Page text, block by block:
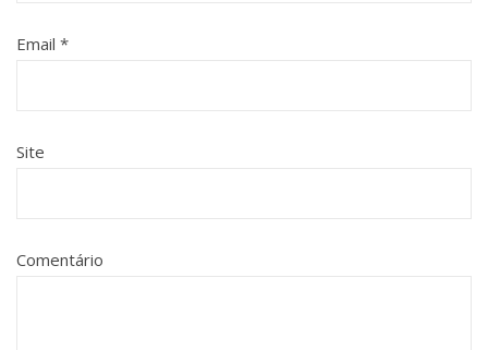
Email *
Site
Comentário